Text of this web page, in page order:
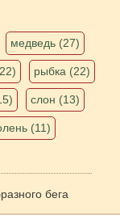
медведь (27)
рыбка (22)
слон (13)
(11)
бега